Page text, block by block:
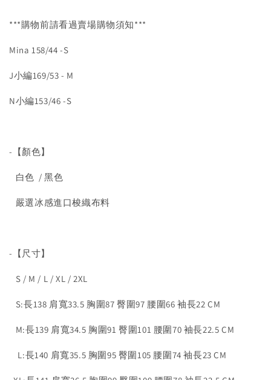
***購物前請看過賣場購物須知***
Mina 158/44 -S
J小編169/53 - M
N小編153/46 -S
-【顏色】
白色 / 黑色
嚴選冰感進口梭織布料
-【尺寸】
S / M / L / XL / 2XL
S:長138 肩寬33.5 胸圍87 臀圍97 腰圍66 袖長22 CM
M:長139 肩寬34.5 胸圍91 臀圍101 腰圍70 袖長22.5 CM
L:長140 肩寬35.5 胸圍95 臀圍105 腰圍74 袖長23 CM